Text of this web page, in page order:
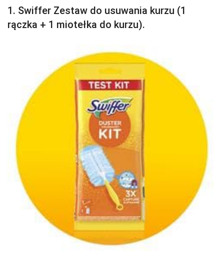
1. Swiffer Zestaw do usuwania kurzu (1
rączka + 1 miotełka do kurzu).